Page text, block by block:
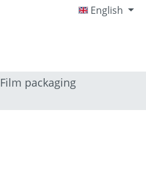
English
Film packaging